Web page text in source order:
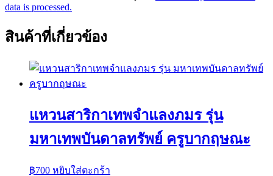
data is processed.
สินค้าที่เกี่ยวข้อง
แหวนสาริกาเทพจำแลงภมร รุ่น
มหาเทพบันดาลทรัพย์ ครูบากฤษณะ
฿700 หยิบใส่ตะกร้า